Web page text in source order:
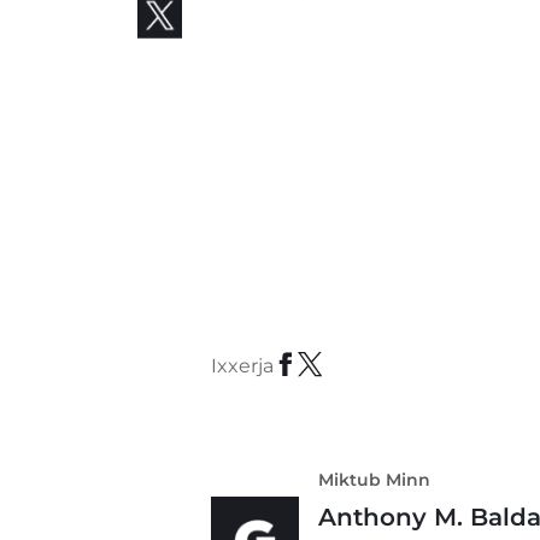
Ixxerja
Miktub Minn
Anthony M.